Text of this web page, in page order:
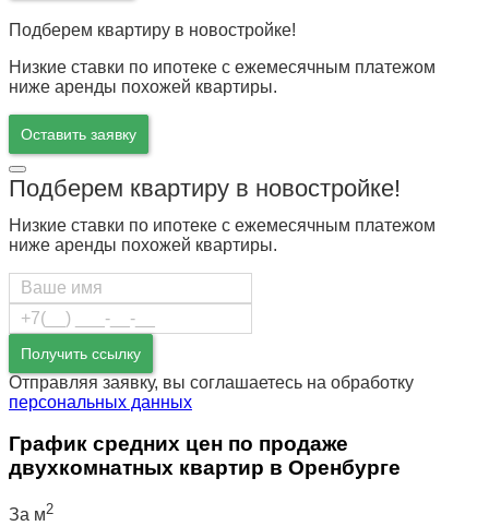
Подберем квартиру в новостройке!
Низкие ставки по ипотеке с ежемесячным платежом
ниже аренды похожей квартиры.
Оставить заявку
Подберем квартиру в новостройке!
Низкие ставки по ипотеке с ежемесячным платежом
ниже аренды похожей квартиры.
Получить ссылку
Отправляя заявку, вы соглашаетесь на обработку
персональных данных
График средних цен по продаже
двухкомнатных квартир в Оренбурге
За м2